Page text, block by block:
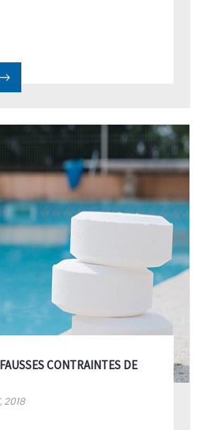
CONTRAINTES DE
2018